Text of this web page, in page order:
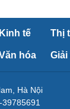
Kinh tế Thị
hóa Giải
Hà Nội